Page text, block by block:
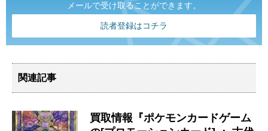
メールで受け取ることができます。
読者登録はコチラ
関連記事
買取情報『ポケモンカードゲーム